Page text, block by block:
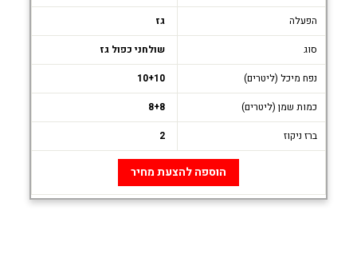
הפעלה
גז
סוג
שולחני כפול גז
נפח מיכל (ליטרים)
10+10
כמות שמן (ליטרים)
8+8
ברז ניקוז
2
הוספה להצעת מחיר